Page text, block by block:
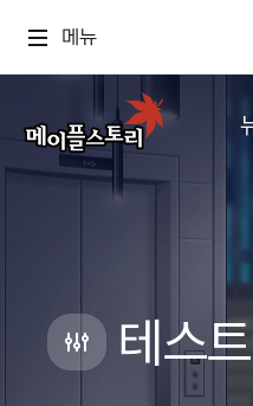
메뉴
메이
with
테스